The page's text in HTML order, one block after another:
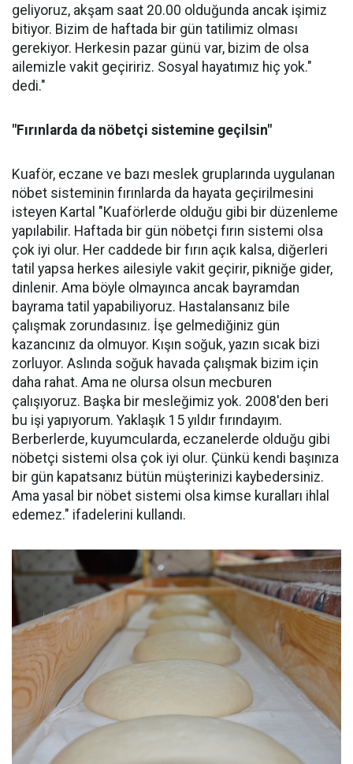
geliyoruz, akşam saat 20.00 olduğunda ancak işimiz
bitiyor. Bizim de haftada bir gün tatilimiz olması
gerekiyor. Herkesin pazar günü var, bizim de olsa
ailemizle vakit geçiririz. Sosyal hayatımız hiç yok."
dedi."
"Fırınlarda da nöbetçi sistemine geçilsin"
Kuaför, eczane ve bazı meslek gruplarında uygulanan
nöbet sisteminin fırınlarda da hayata geçirilmesini
isteyen Kartal "Kuaförlerde olduğu gibi bir düzenleme
yapılabilir. Haftada bir gün nöbetçi fırın sistemi olsa
çok iyi olur. Her caddede bir fırın açık kalsa, diğerleri
tatil yapsa herkes ailesiyle vakit geçirir, pikniğe gider,
dinlenir. Ama böyle olmayınca ancak bayramdan
bayrama tatil yapabiliyoruz. Hastalansanız bile
çalışmak zorundasınız. İşe gelmediğiniz gün
kazancınız da olmuyor. Kışın soğuk, yazın sıcak bizi
zorluyor. Aslında soğuk havada çalışmak bizim için
daha rahat. Ama ne olursa olsun mecburen
çalışıyoruz. Başka bir mesleğimiz yok. 2008'den beri
bu işi yapıyorum. Yaklaşık 15 yıldır fırındayım.
Berberlerde, kuyumcularda, eczanelerde olduğu gibi
nöbetçi sistemi olsa çok iyi olur. Çünkü kendi başınıza
bir gün kapatsanız bütün müşterinizi kaybedersiniz.
Ama yasal bir nöbet sistemi olsa kimse kuralları ihlal
edemez." ifadelerini kullandı.